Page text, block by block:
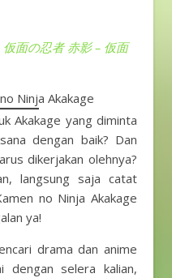
面の忍者 赤影 – 仮面
Ninja Akakage
Akakage yang diminta
dengan baik? Dan
dikerjakan olehnya?
langsung saja catat
no Ninja Akakage
ya!
drama dan anime
dengan selera kalian,